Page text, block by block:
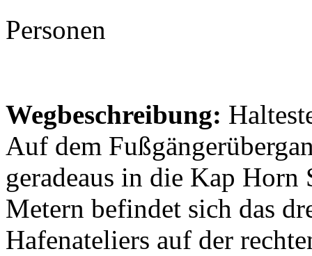
Personen
Wegbeschreibung:
Auf dem
geradeaus in die Kap Horn
Metern befindet sich das
Hafenateliers auf der